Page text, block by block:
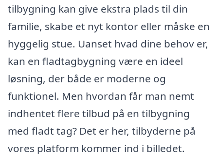
tilbygning kan give ekstra plads til din
familie, skabe et nyt kontor eller måske en
hyggelig stue. Uanset hvad dine behov er,
kan en fladtagbygning være en ideel
løsning, der både er moderne og
funktionel. Men hvordan får man nemt
indhentet flere tilbud på en tilbygning
med fladt tag? Det er her, tilbyderne på
vores platform kommer ind i billedet.